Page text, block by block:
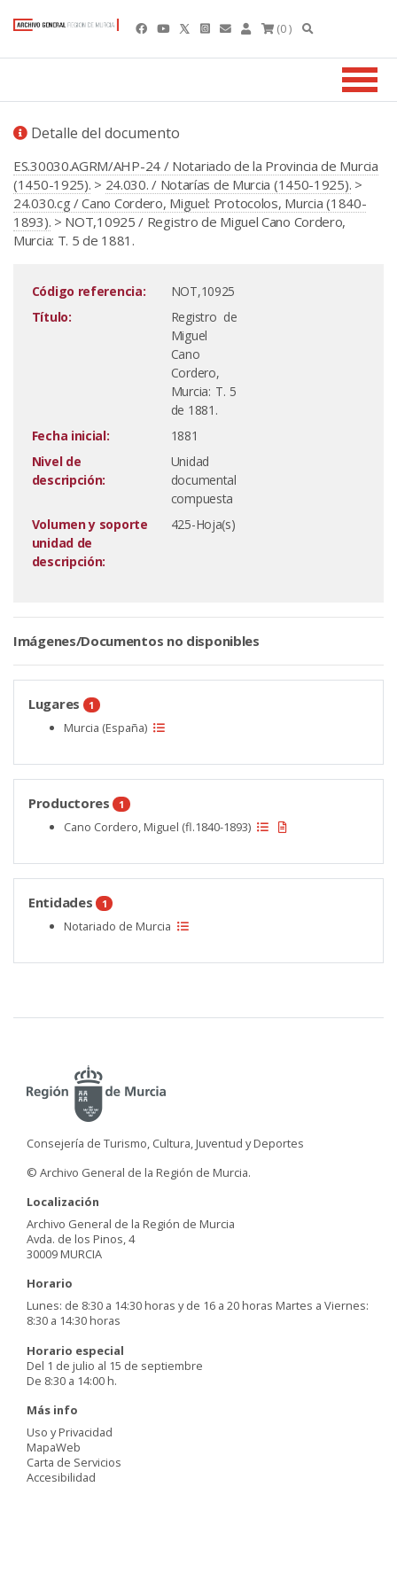
(0 )
Detalle del documento
ES.30030.AGRM/AHP-24 / Notariado de la Provincia de Murcia
(1450-1925). > 24.030. / Notarías de Murcia (1450-1925). >
24.030.cg / Cano Cordero, Miguel: Protocolos, Murcia (1840-
1893). > NOT,10925 / Registro de Miguel Cano Cordero,
Murcia: T. 5 de 1881.
Código referencia:
NOT,10925
Título:
Registro de
Miguel
Cano
Cordero,
Murcia: T. 5
de 1881.
Fecha inicial:
1881
Nivel de
descripción:
Unidad
documental
compuesta
Volumen y soporte
unidad de
descripción:
425-Hoja(s)
Imágenes/Documentos no disponibles
Lugares 1
Murcia (España)
Productores 1
Cano Cordero, Miguel (fl.1840-1893)
Entidades 1
Notariado de Murcia
Consejería de Turismo, Cultura, Juventud y Deportes
© Archivo General de la Región de Murcia.
Localización
Archivo General de la Región de Murcia
Avda. de los Pinos, 4
30009 MURCIA
Horario
Lunes: de 8:30 a 14:30 horas y de 16 a 20 horas Martes a Viernes:
8:30 a 14:30 horas
Horario especial
Del 1 de julio al 15 de septiembre
De 8:30 a 14:00 h.
Más info
Uso y Privacidad
MapaWeb
Carta de Servicios
Accesibilidad